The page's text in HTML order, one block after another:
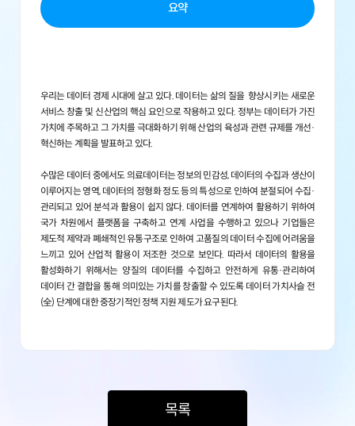
요약
우리는 데이터 경제 시대에 살고 있다. 데이터는 삶의 질을 향상시키는 새로운
서비스 창출 및 신산업의 핵심 요인으로 작용하고 있다. 정부는 데이터가 가진
가치에 주목하고 그 가치를 극대화하기 위해 산업의 육성과 관련 규제를 개선·
혁신하는 계획을 발표하고 있다.
수많은 데이터 중에서도 의료데이터는 정보의 민감성, 데이터의 수집과 생산이
이루어지는 영역, 데이터의 정형화 정도 등의 특성으로 인하여 분절되어 수집·
관리되고 있어 분석과 활용이 쉽지 않다. 데이터를 연계하여 활용하기 위하여
국가 차원에서 플랫폼을 구축하고 연계 사업을 수행하고 있으나 기업들은
제도적 제약과 폐쇄적인 유통구조로 인하여 고품질의 데이터 수집에 어려움을
느끼고 있어 산업적 활용이 저조한 것으로 보인다. 따라서 데이터의 활용을
활성화하기 위해서는 양질의 데이터를 수집하고 안전하게 유통·관리하여
데이터 간 결합을 통해 의미있는 가치를 창출할 수 있도록 데이터 가치사슬 전
(全) 단계에 대한 중장기적인 정책 지원 제도가 요구된다.
목록